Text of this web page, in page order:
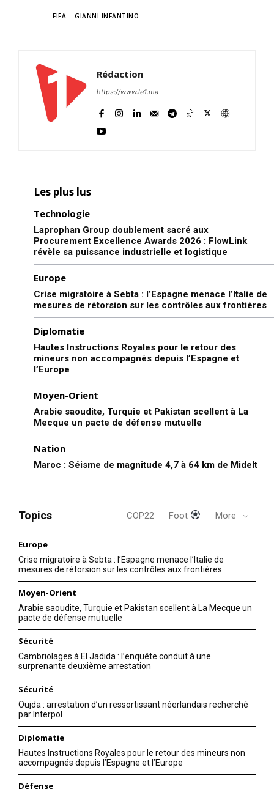
FIFA GIANNI INFANTINO
Rédaction
https://www.le1.ma
Les plus lus
Technologie
Laprophan Group doublement sacré aux
Procurement Excellence Awards 2026 : FlowLink
révèle sa puissance industrielle et logistique
Europe
Crise migratoire à Sebta : l’Espagne menace l’Italie de
mesures de rétorsion sur les contrôles aux frontières
Diplomatie
Hautes Instructions Royales pour le retour des
mineurs non accompagnés depuis l’Espagne et
l’Europe
Moyen-Orient
Arabie saoudite, Turquie et Pakistan scellent à La
Mecque un pacte de défense mutuelle
Nation
Maroc : Séisme de magnitude 4,7 à 64 km de Midelt
Topics COP22 Foot More
Europe
Crise migratoire à Sebta : l’Espagne menace l’Italie de
mesures de rétorsion sur les contrôles aux frontières
Moyen-Orient
Arabie saoudite, Turquie et Pakistan scellent à La Mecque un
pacte de défense mutuelle
Sécurité
Cambriolages à El Jadida : l’enquête conduit à une
surprenante deuxième arrestation
Sécurité
Oujda : arrestation d’un ressortissant néerlandais recherché
par Interpol
Diplomatie
Hautes Instructions Royales pour le retour des mineurs non
accompagnés depuis l’Espagne et l’Europe
Défense